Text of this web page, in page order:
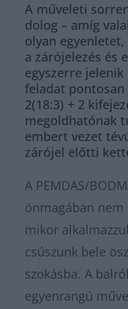
A műveleti
dolog – amíg
olyan
a zárójelezés és
egyszerre jelenik
feladat pontosan
2(18:3) + 2
megoldhatónak
embert vezet
zárójel előtti
A PEMDAS/
önmagában nem
mikor
csúszunk bele
szokásba. A
egyenrangú